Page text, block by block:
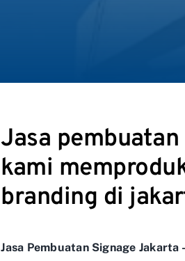
Jasa
kami
branding di
Jasa Pembuatan Signage